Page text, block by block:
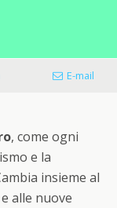
E-mail
, come ogni
e la
insieme al
alle nuove